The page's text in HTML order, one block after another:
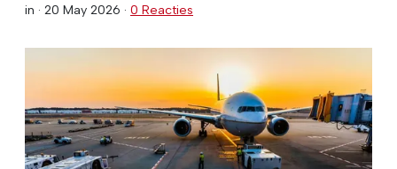
in · 20 May 2026 · 0 Reacties